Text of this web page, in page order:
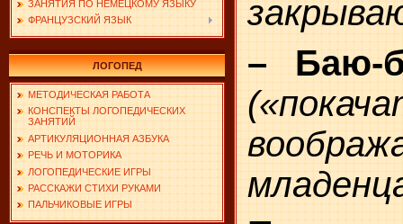
ЗАНЯТИЯ ПО НЕМЕЦКОМУ ЯЗЫКУ
ФРАНЦУЗСКИЙ ЯЗЫК
ЛОГОПЕД
МЕТОДИЧЕСКАЯ РАБОТА
КОНСПЕКТЫ ЛОГОПЕДИЧЕСКИХ
ЗАНЯТИЙ
АРТИКУЛЯЦИОННАЯ АЗБУКА
РЕЧЬ И МОТОРИКА
ЛОГОПЕДИЧЕСКИЕ ИГРЫ
РАССКАЖИ СТИХИ РУКАМИ
ПАЛЬЧИКОВЫЕ ИГРЫ
– Баю-